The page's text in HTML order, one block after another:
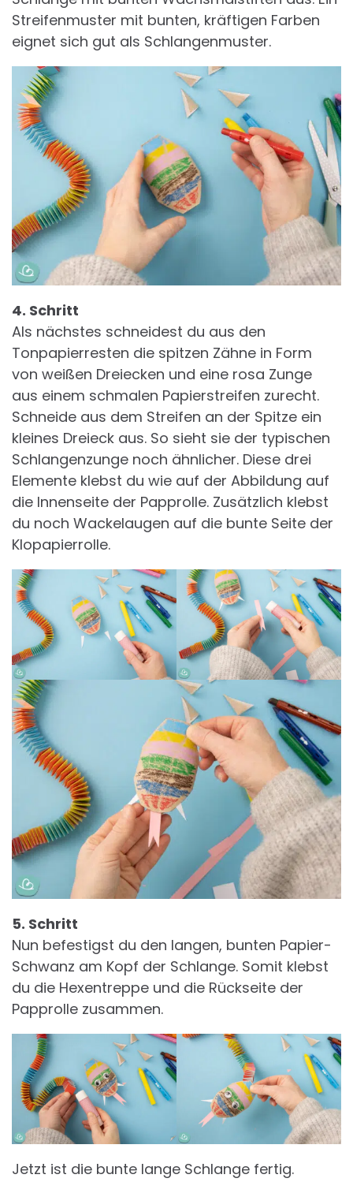
Streifenmuster mit bunten, kräftigen Farben
eignet sich gut als Schlangenmuster.
4. Schritt
Als nächstes schneidest du aus den
Tonpapierresten die spitzen Zähne in Form
von weißen Dreiecken und eine rosa Zunge
aus einem schmalen Papierstreifen zurecht.
Schneide aus dem Streifen an der Spitze ein
kleines Dreieck aus. So sieht sie der typischen
Schlangenzunge noch ähnlicher. Diese drei
Elemente klebst du wie auf der Abbildung auf
die Innenseite der Papprolle. Zusätzlich klebst
du noch Wackelaugen auf die bunte Seite der
Klopapierrolle.
5. Schritt
Nun befestigst du den langen, bunten Papier-
Schwanz am Kopf der Schlange. Somit klebst
du die Hexentreppe und die Rückseite der
Papprolle zusammen.
Jetzt ist die bunte lange Schlange fertig.